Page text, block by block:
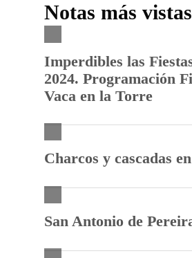
Notas más vistas